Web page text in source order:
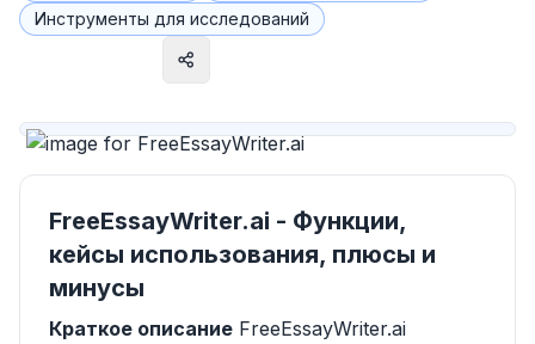
Инструменты для исследований
FreeEssayWriter.ai - Функции,
кейсы использования, плюсы и
минусы
Краткое описание FreeEssayWriter.ai